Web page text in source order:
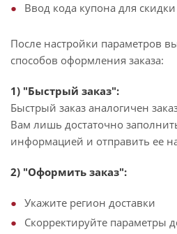
Ввод кода купона для скидки
После настройки параметров
способов оформления заказа:
1) "Быстрый заказ":
Быстрый заказ аналогичен
Вам лишь достаточно
информацией и отправить ее
2) "Оформить заказ":
Укажите регион доставки
Скорректируйте параметры